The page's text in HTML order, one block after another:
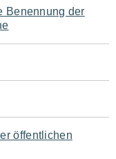
Benennung der
öffentlichen